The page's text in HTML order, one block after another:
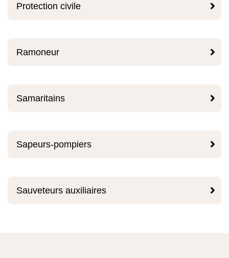

Protection civile

Ramoneur

Samaritains

Sapeurs-pompiers

Sauveteurs auxiliaires